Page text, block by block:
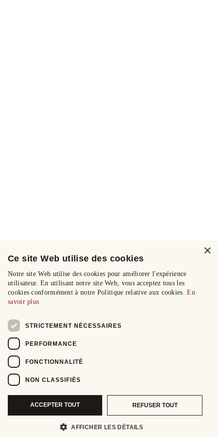
×
Ce site Web utilise des cookies
Notre site Web utilise des cookies pour améliorer l'expérience
utilisateur. En utilisant notre site Web, vous acceptez tous les
cookies conformément à notre Politique relative aux cookies.En
savoir plus
STRICTEMENT NÉCESSAIRES
PERFORMANCE
FONCTIONNALITÉ
NON CLASSIFIÉS
ACCEPTER TOUT REFUSER TOUT
AFFICHER LES DÉTAILS